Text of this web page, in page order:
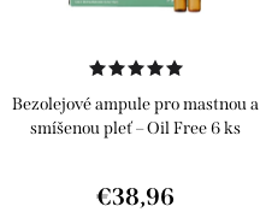
Bezolejové ampule pro mastnou a
smíšenou pleť – Oil Free 6 ks
€38,96